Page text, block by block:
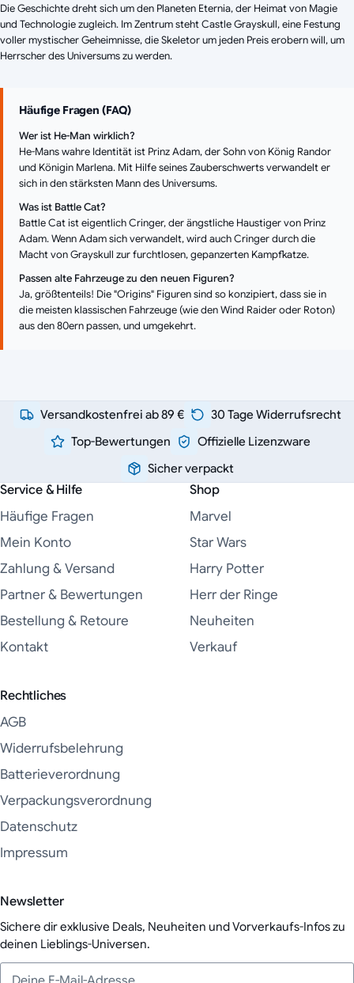
Die Geschichte dreht sich um den Planeten Eternia, der Heimat von Magie
und Technologie zugleich. Im Zentrum steht Castle Grayskull, eine Festung
voller mystischer Geheimnisse, die Skeletor um jeden Preis erobern will, um
Herrscher des Universums zu werden.
Häufige Fragen (FAQ)
Wer ist He-Man wirklich?
He-Mans wahre Identität ist Prinz Adam, der Sohn von König Randor
und Königin Marlena. Mit Hilfe seines Zauberschwerts verwandelt er
sich in den stärksten Mann des Universums.
Was ist Battle Cat?
Battle Cat ist eigentlich Cringer, der ängstliche Haustiger von Prinz
Adam. Wenn Adam sich verwandelt, wird auch Cringer durch die
Macht von Grayskull zur furchtlosen, gepanzerten Kampfkatze.
Passen alte Fahrzeuge zu den neuen Figuren?
Ja, größtenteils! Die "Origins" Figuren sind so konzipiert, dass sie in
die meisten klassischen Fahrzeuge (wie den Wind Raider oder Roton)
aus den 80ern passen, und umgekehrt.
Versandkostenfrei ab 89 €
30 Tage Widerrufsrecht
Top-Bewertungen
Offizielle Lizenzware
Sicher verpackt
Service & Hilfe
Häufige Fragen
Mein Konto
Zahlung & Versand
Partner & Bewertungen
Bestellung & Retoure
Kontakt
Shop
Marvel
Star Wars
Harry Potter
Herr der Ringe
Neuheiten
Verkauf
Rechtliches
AGB
Widerrufsbelehrung
Batterieverordnung
Verpackungsverordnung
Datenschutz
Impressum
Newsletter
Sichere dir exklusive Deals, Neuheiten und Vorverkaufs-Infos zu
deinen Lieblings-Universen.